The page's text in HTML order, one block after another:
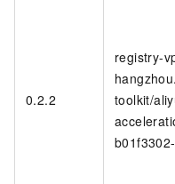
0.2.2
registry-
toolkit/